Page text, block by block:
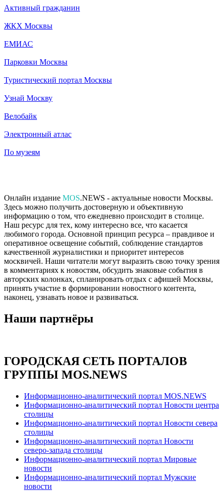
Активный гражданин
ЖКХ Москвы
ЕМИАС
Парковки Москвы
Туристический портал Москвы
Узнай Москву
Велобайк
Электронный атлас
По музеям
Онлайн издание MOS.NEWS - актуальные новости Москвы.
Здесь можно получить достоверную и объективную
информацию о том, что ежедневно происходит в столице.
Наш ресурс для тех, кому интересно все, что касается
любимого города. Основной принцип ресурса – правдивое и
оперативное освещение событий, соблюдение стандартов
качественной журналистики и приоритет интересов
москвичей. Наши читатели могут выразить свою точку зрения
в комментариях к новостям, обсудить знаковые события в
авторских колонках, спланировать отдых с афишей Москвы,
принять участие в формировании новостного контента,
наконец, узнавать новое и развиваться.
Наши партнёры
ГОРОДСКАЯ СЕТЬ ПОРТАЛОВ
ГРУППЫ MOS.NEWS
Информационно-аналитический портал MOS.NEWS
Информационно-аналитический портал Новости центра
столицы
Информационно-аналитический портал Новости севера
столицы
Информационно-аналитический портал Новости
северо-запада столицы
Информационно-аналитический портал Мировые
новости
Информационно-аналитический портал Мужские
новости